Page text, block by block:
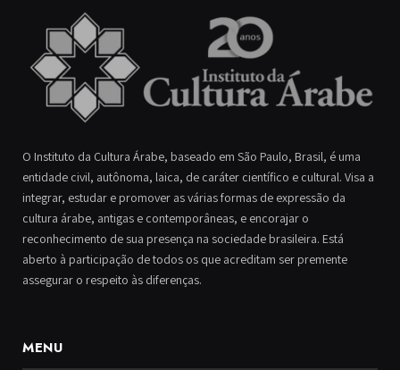
O Instituto da Cultura Árabe, baseado em São Paulo, Brasil, é uma
entidade civil, autônoma, laica, de caráter científico e cultural. Visa a
integrar, estudar e promover as várias formas de expressão da
cultura árabe, antigas e contemporâneas, e encorajar o
reconhecimento de sua presença na sociedade brasileira. Está
aberto à participação de todos os que acreditam ser premente
assegurar o respeito às diferenças.
MENU